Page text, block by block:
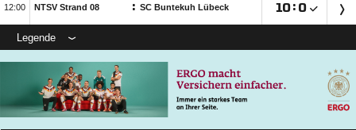
 NTSV Strand 08 : SC Buntekuh Lübeck : 
Legende